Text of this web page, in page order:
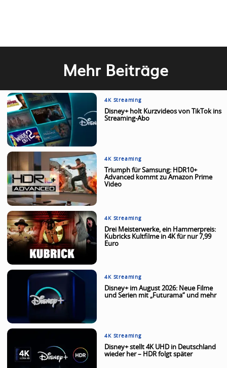
Mehr Beiträge
4K Streaming
Disney+ holt Kurzvideos von TikTok ins
Streaming-Abo
4K Streaming
Triumph für Samsung: HDR10+
Advanced kommt zu Amazon Prime
Video
4K Streaming
Drei Meisterwerke, ein Hammerpreis:
Kubricks Kultfilme in 4K für nur 7,99
Euro
4K Streaming
Disney+ im August 2026: Neue Filme
und Serien mit „Futurama“ und mehr
4K Streaming
Disney+ stellt 4K UHD in Deutschland
wieder her – HDR folgt später